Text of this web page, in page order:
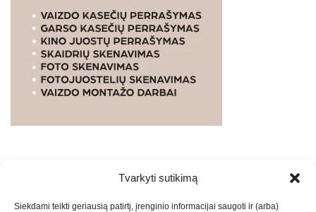
Tvarkyti sutikimą
Siekdami teikti geriausią patirtį, įrenginio informacijai saugoti ir (arba)